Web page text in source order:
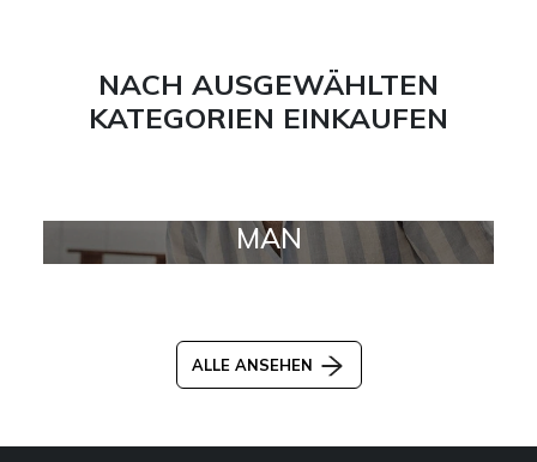
NACH AUSGEWÄHLTEN
KATEGORIEN EINKAUFEN
MAN
ALLE ANSEHEN